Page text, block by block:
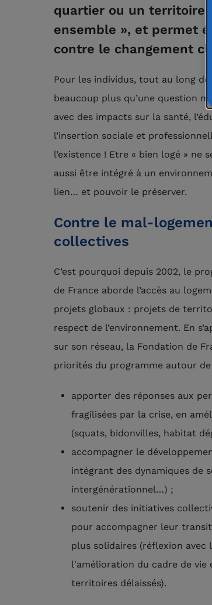
quartier ou un territoire
ensemble », et permet
contre le changement
Pour les individus, tout au long
beaucoup plus qu’une question
avec des impacts sur la santé,
l’insertion sociale et
l’existence ! Etre « bien logé » ne
aussi être intégré à un
lien… et pouvoir le préserver.
Contre le mal-
collectives
C’est pourquoi depuis 2002, le
de France aborde l’accès au
projets globaux : projets de
respect de l’environnement. En
sur son réseau, la Fondation de
priorités du programme autour
apporter des réponses aux
fragilisées par la crise, en
(squats, bidonvilles, habitat
accompagner le
intégrant des dynamiques de
intergénérationnel…) ;
soutenir des initiatives
pour accompagner leur
plus solidaires (réflexion avec
l'amélioration du cadre de vie
territoires délaissés).